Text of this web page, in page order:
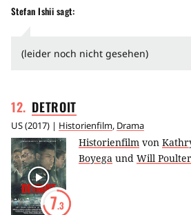
Stefan Ishii sagt:
(leider noch nicht gesehen)
12. DETROIT
US(2017) | Historienfilm, Drama
7.3
Historienfilm von
Boyega und Will Poulter